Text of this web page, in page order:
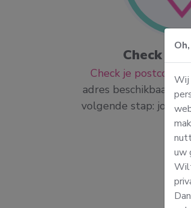
Check je
Check je postcode .
adres beschikbaar?
volgende stap: jouw
Wij
uw